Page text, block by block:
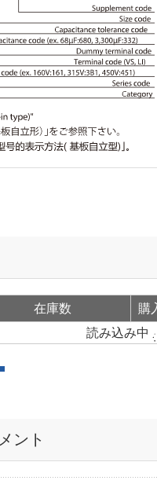
在庫数
購
読み込み中
ント